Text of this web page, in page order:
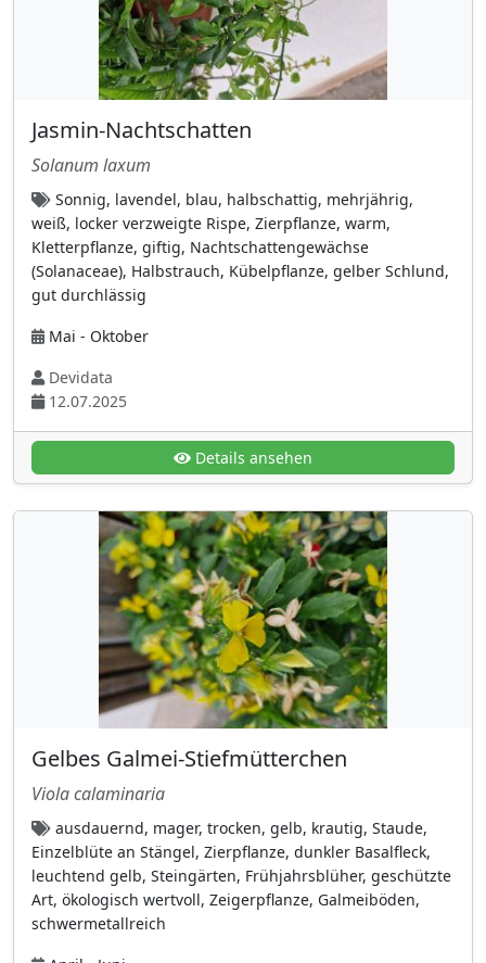
Dennstaedtiaceae(1)
Dickblattgewächse (Crassulaceae)(23)
Dicranaceae(2)
Doldenblütler (Apiaceae)
Dryopteridaceae (Wurmfarngewächse)
Eibengewächse (Taxaceae)(3)
Elaeagnaceae (Ölweidengewächse) (2)
Enziangewächse (Gentianaceae)(3)
Frauenfarngewächse (Athyriaceae)
Froschlöffelgewächse (Alismataceae)
Fuchsschwanzgewächse (Amaranthaceae)
(6)
Geißblattgewächse (Caprifoliaceae)(25)
Ginkgoaceae(1)
Glockenblumengewächse(10)
Goodeniaceae(1)
Grossulariaceae(9)
Hahnenfußgewächse(32)
Hanfgewächse (Cannabaceae)(4)
Heidekrautgewächse (Ericaceae)(8)
Herzblattgewächse(2)
Hortensiengewächse (Hydrangeaceae)
Hülsenfrüchtler
Hundsgiftgewächse (Apocynaceae)(2)
Hylocomiaceae(1)
Hypericaceae(8)
Jasmin-Nachtschatten
Solanum laxum
Sonnig, lavendel, blau, halbschattig, mehrjährig,
weiß, locker verzweigte Rispe, Zierpflanze, warm,
Kletterpflanze, giftig, Nachtschattengewächse
(Solanaceae), Halbstrauch, Kübelpflanze, gelber Schlund,
gut durchlässig
Mai - Oktober
Devidata
12.07.2025
Details ansehen
Gelbes Galmei-Stiefmütterchen
Viola calaminaria
ausdauernd, mager, trocken, gelb, krautig, Staude,
Einzelblüte an Stängel, Zierpflanze, dunkler Basalfleck,
leuchtend gelb, Steingärten, Frühjahrsblüher, geschützte
Art, ökologisch wertvoll, Zeigerpflanze, Galmeiböden,
schwermetallreich